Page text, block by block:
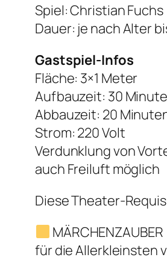
Spiel: Christian Fuchs
Dauer: je nach Alter
Gastspiel-Infos
Fläche: 3×1 Meter
Aufbauzeit: 30
Abbauzeit: 20
Strom: 220 Volt
Verdunklung von
auch Freiluft möglich
Diese Theater-
MÄRCHENZAUBER
für die Allerkleinsten